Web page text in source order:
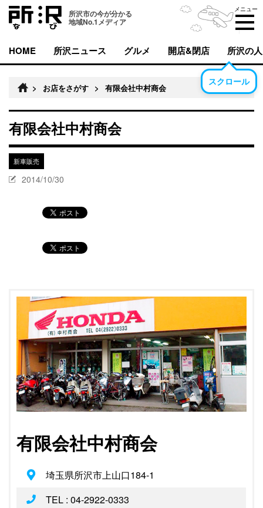
所沢市の今が分かる
地域No.1メディア
メニュー
HOME 所沢ニュース グルメ 開店&閉店 所沢の人
スクロール
> お店をさがす > 有限会社中村商会
有限会社中村商会
新車販売
2014/10/30
有限会社中村商会
埼玉県所沢市上山口184-1
TEL : 04-2922-0333